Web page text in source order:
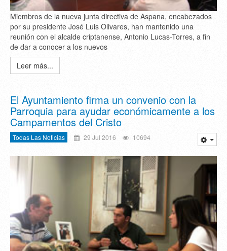
Miembros de la nueva junta directiva de Aspana, encabezados
por su presidente José Luis Olivares, han mantenido una
reunión con el alcalde criptanense, Antonio Lucas-Torres, a fin
de dar a conocer a los nuevos
Leer más...
El Ayuntamiento firma un convenio con la
Parroquia para ayudar económicamente a los
Campamentos del Cristo
Todas Las Noticias 29 Jul 2016 10694